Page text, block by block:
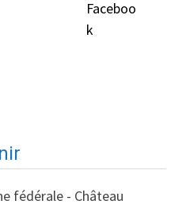
fédérale - Château